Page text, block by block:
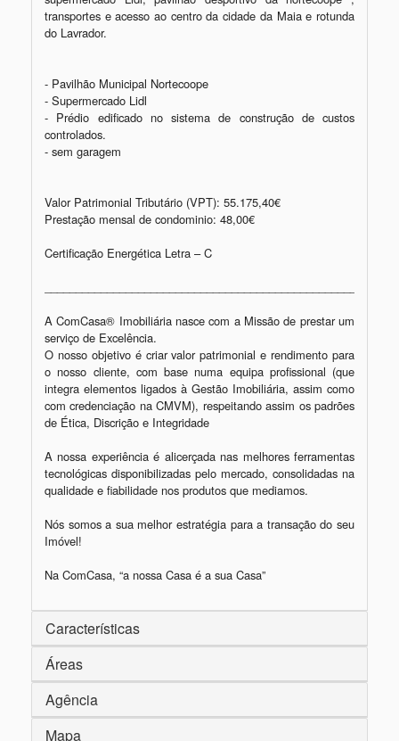
transportes e acesso ao centro da cidade da Maia e rotunda
do Lavrador.
- Pavilhão Municipal Nortecoope
- Supermercado Lidl
- Prédio edificado no sistema de construção de custos
controlados.
- sem garagem
Valor Patrimonial Tributário (VPT): 55.175,40€
Prestação mensal de condominio: 48,00€
Certificação Energética Letra – C
A ComCasa® Imobiliária nasce com a Missão de prestar um
serviço de Excelência.
O nosso objetivo é criar valor patrimonial e rendimento para
o nosso cliente, com base numa equipa profissional (que
integra elementos ligados à Gestão Imobiliária, assim como
com credenciação na CMVM), respeitando assim os padrões
de Ética, Discrição e Integridade
A nossa experiência é alicerçada nas melhores ferramentas
tecnológicas disponibilizadas pelo mercado, consolidadas na
qualidade e fiabilidade nos produtos que mediamos.
Nós somos a sua melhor estratégia para a transação do seu
Imóvel!
Características
Áreas
Agência
Mapa